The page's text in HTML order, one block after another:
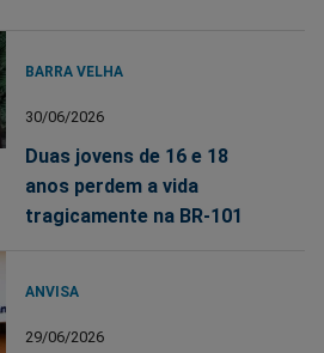
BARRA VELHA
30/06/2026
Duas jovens de 16 e 18
anos perdem a vida
tragicamente na BR-101
ANVISA
29/06/2026